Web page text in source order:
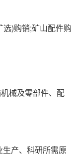
)购销;矿山配件购
械及零部件、配
产、科研所需原